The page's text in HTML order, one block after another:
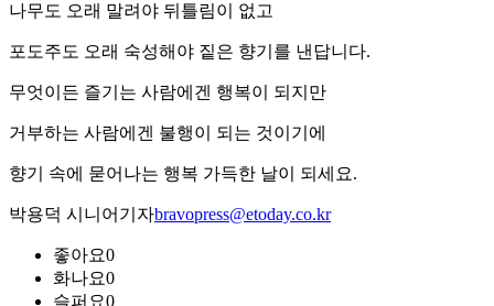
나무도 오래 말려야 뒤틀림이 없고
포도주도 오래 숙성해야 짙은 향기를 낸답니다.
무엇이든 즐기는 사람에겐 행복이 되지만
거부하는 사람에겐 불행이 되는 것이기에
향기 속에 묻어나는 행복 가득한 날이 되세요.
박용덕 시니어기자bravopress@etoday.co.kr
좋아요0
화나요0
슬퍼요0